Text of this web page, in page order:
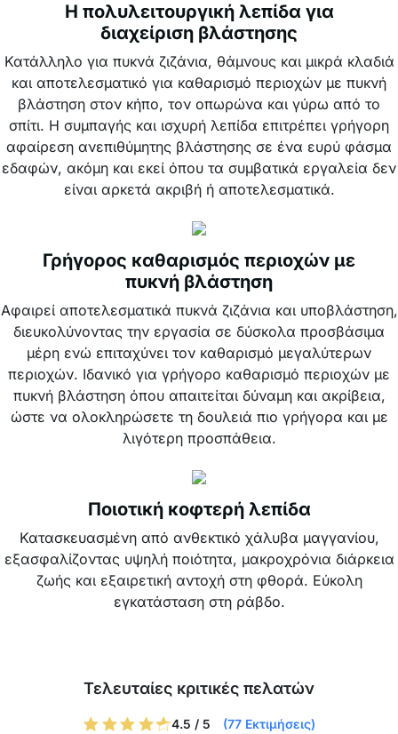
Η πολυλειτουργική λεπίδα για
διαχείριση βλάστησης
Κατάλληλο για πυκνά ζιζάνια, θάμνους και μικρά κλαδιά
και αποτελεσματικό για καθαρισμό περιοχών με πυκνή
βλάστηση στον κήπο, τον οπωρώνα και γύρω από το
σπίτι. Η συμπαγής και ισχυρή λεπίδα επιτρέπει γρήγορη
αφαίρεση ανεπιθύμητης βλάστησης σε ένα ευρύ φάσμα
εδαφών, ακόμη και εκεί όπου τα συμβατικά εργαλεία δεν
είναι αρκετά ακριβή ή αποτελεσματικά.
Γρήγορος καθαρισμός περιοχών με
πυκνή βλάστηση
Αφαιρεί αποτελεσματικά πυκνά ζιζάνια και υποβλάστηση,
διευκολύνοντας την εργασία σε δύσκολα προσβάσιμα
μέρη ενώ επιταχύνει τον καθαρισμό μεγαλύτερων
περιοχών. Ιδανικό για γρήγορο καθαρισμό περιοχών με
πυκνή βλάστηση όπου απαιτείται δύναμη και ακρίβεια,
ώστε να ολοκληρώσετε τη δουλειά πιο γρήγορα και με
λιγότερη προσπάθεια.
Ποιοτική κοφτερή λεπίδα
Κατασκευασμένη από ανθεκτικό χάλυβα μαγγανίου,
εξασφαλίζοντας υψηλή ποιότητα, μακροχρόνια διάρκεια
ζωής και εξαιρετική αντοχή στη φθορά. Εύκολη
εγκατάσταση στη ράβδο.
Τελευταίες κριτικές πελατών
4.5 / 5 (77 Εκτιμήσεις)